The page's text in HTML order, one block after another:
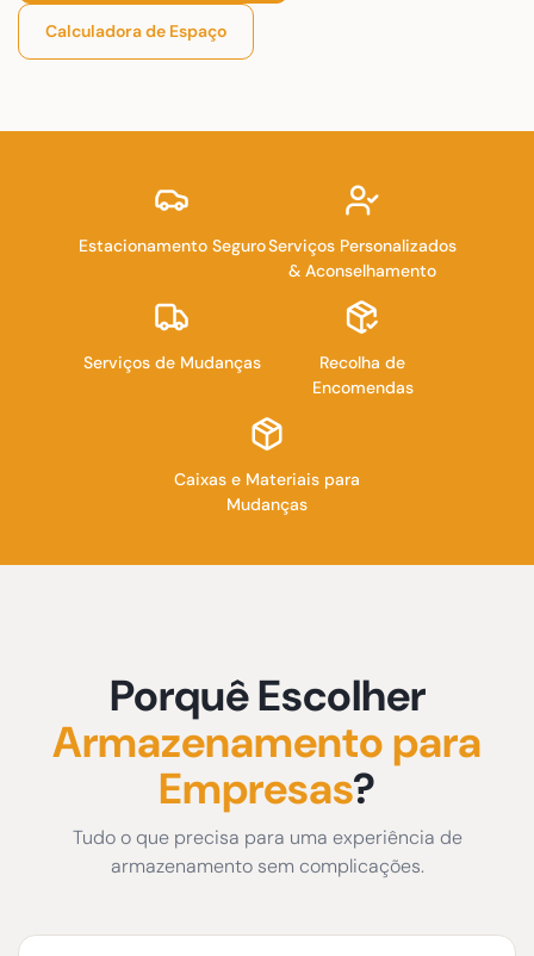
Calculadora de Espaço
Estacionamento SeguroServiços Personalizados
& Aconselhamento
Serviços de Mudanças
Recolha de
Encomendas
Caixas e Materiais para
Mudanças
Porquê Escolher
Armazenamento para
Empresas?
Tudo o que precisa para uma experiência de
armazenamento sem complicações.